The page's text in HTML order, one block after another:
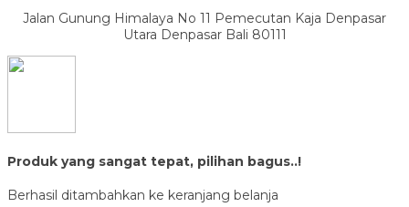
Jalan Gunung Himalaya No 11 Pemecutan Kaja Denpasar
Utara Denpasar Bali 80111
Produk yang sangat tepat, pilihan bagus..!
Berhasil ditambahkan ke keranjang belanja